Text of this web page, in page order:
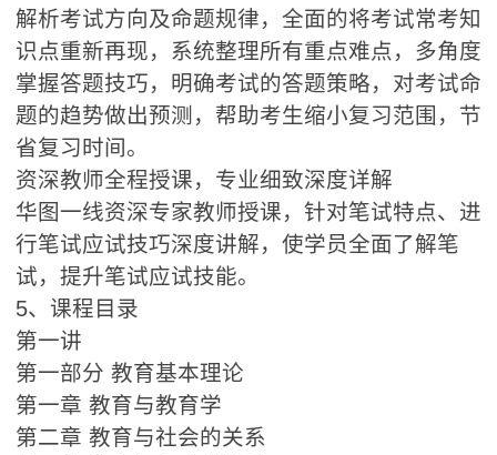
解析考试方向及命题规律，全面的将考试常考知
识点重新再现，系统整理所有重点难点，多角度
掌握答题技巧，明确考试的答题策略，对考试命
题的趋势做出预测，帮助考生缩小复习范围，节
省复习时间。
资深教师全程授课，专业细致深度详解
华图一线资深专家教师授课，针对笔试特点、进
行笔试应试技巧深度讲解，使学员全面了解笔
试，提升笔试应试技能。
5、课程目录
第一讲
第一部分 教育基本理论
第一章 教育与教育学
第二章 教育与社会的关系